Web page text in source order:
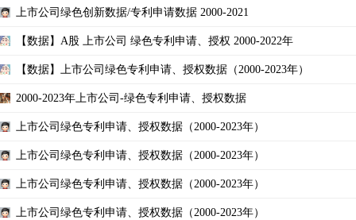
上市公司绿色创新数据/专利申请数据 2000-2021
【数据】A股 上市公司 绿色专利申请、授权 2000-2022年
【数据】上市公司绿色专利申请、授权数据（2000-2023年）
2000-2023年上市公司-绿色专利申请、授权数据
上市公司绿色专利申请、授权数据（2000-2023年）
上市公司绿色专利申请、授权数据（2000-2023年）
上市公司绿色专利申请、授权数据（2000-2023年）
上市公司绿色专利申请、授权数据（2000-2023年）